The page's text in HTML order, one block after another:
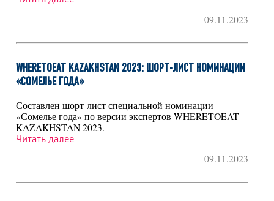
09.11.2023
WHERETOEAT KAZAKHSTAN 2023: ШОРТ-ЛИСТ НОМИНАЦИИ
«СОМЕЛЬЕ ГОДА»
Составлен шорт-лист специальной номинации
«Сомелье года» по версии экспертов WHERETOEAT
KAZAKHSTAN 2023.
Читать далее..
09.11.2023